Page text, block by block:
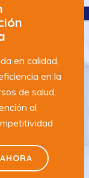
en calidad,
en la
de salud,
al